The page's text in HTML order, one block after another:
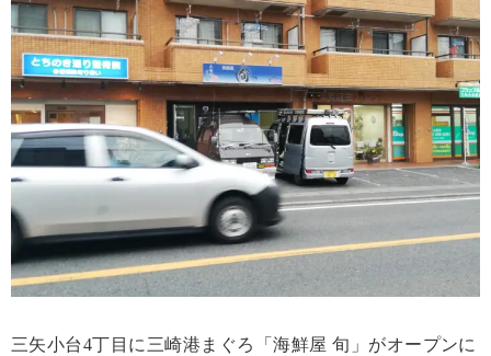
三矢小台4丁目に三崎港まぐろ「海鮮屋 旬」がオープンに